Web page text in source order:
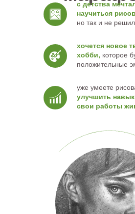
с детства
научиться
но так и не
хочется новое
хобби, которое
положительные
уже умеете
улучшить
свои работы